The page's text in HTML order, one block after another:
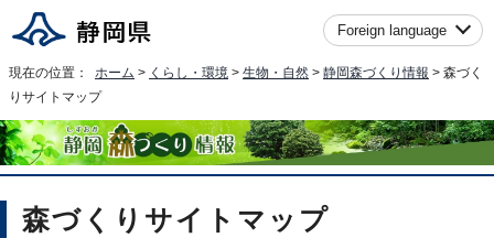
Foreign language
現在の位置： ホーム > くらし・環境 > 生物・自然 > 静岡森づくり情報 > 森づく
りサイトマップ
森づくりサイトマップ